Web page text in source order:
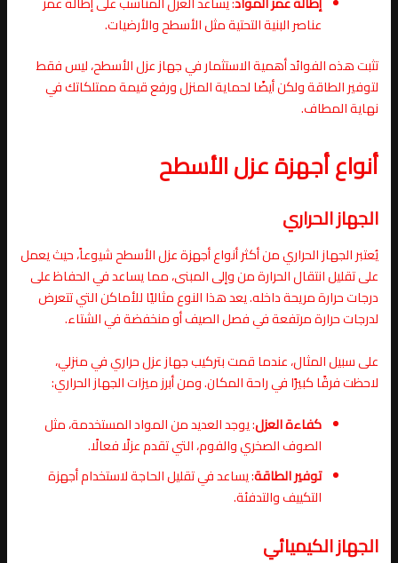
عناصر البنية التحتية مثل الأسطح والأرضيات.
تثبت هذه الفوائد أهمية الاستثمار في جهاز عزل الأسطح، ليس فقط
لتوفير الطاقة ولكن أيضًا لحماية المنزل ورفع قيمة ممتلكاتك في
نهاية المطاف.
أنواع أجهزة عزل الأسطح
الجهاز الحراري
يُعتبر الجهاز الحراري من أكثر أنواع أجهزة عزل الأسطح شيوعاً، حيث يعمل
على تقليل انتقال الحرارة من وإلى المبنى، مما يساعد في الحفاظ على
درجات حرارة مريحة داخله. يعد هذا النوع مثاليًا للأماكن التي تتعرض
لدرجات حرارة مرتفعة في فصل الصيف أو منخفضة في الشتاء.
على سبيل المثال، عندما قمت بتركيب جهاز عزل حراري في منزلي،
لاحظت فرقًا كبيرًا في راحة المكان. ومن أبرز ميزات الجهاز الحراري:
كفاءة العزل: يوجد العديد من المواد المستخدمة، مثل
الصوف الصخري والفوم، التي تقدم عزلًا فعالًا.
توفير الطاقة: يساعد في تقليل الحاجة لاستخدام أجهزة
التكييف والتدفئة.
الجهاز الكيميائي